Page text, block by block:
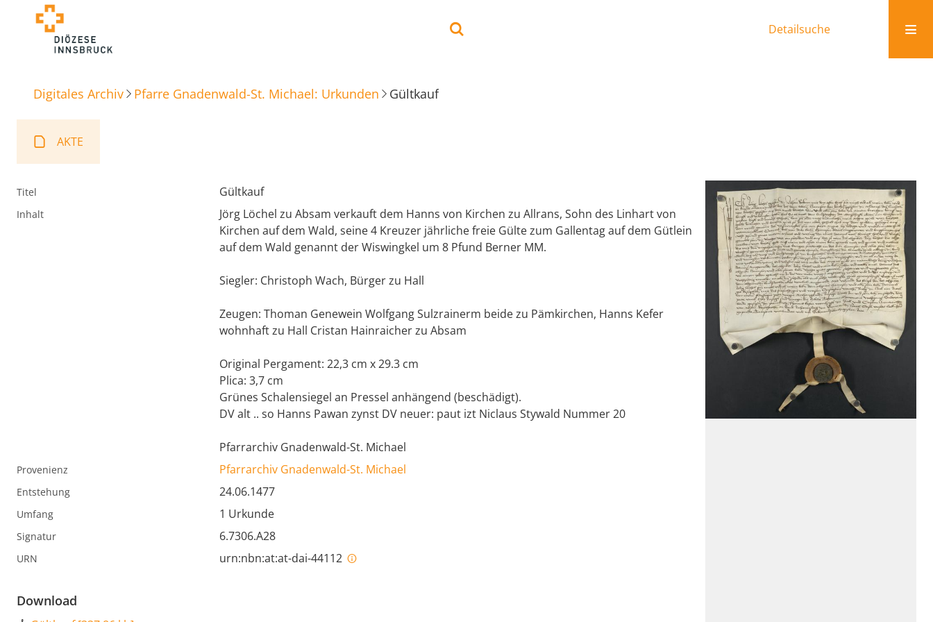
Detailsuche
Digitales Archiv Pfarre Gnadenwald-St. Michael: Urkunden Gültkauf
AKTE
Titel Gültkauf
Inhalt
Jörg Löchel zu Absam verkauft dem Hanns von Kirchen zu Allrans, Sohn des Linhart von
Kirchen auf dem Wald, seine 4 Kreuzer jährliche freie Gülte zum Gallentag auf dem Gütlein
auf dem Wald genannt der Wiswingkel um 8 Pfund Berner MM.
Siegler: Christoph Wach, Bürger zu Hall
Zeugen: Thoman Genewein Wolfgang Sulzrainerm beide zu Pämkirchen, Hanns Kefer
wohnhaft zu Hall Cristan Hainraicher zu Absam
Original Pergament: 22,3 cm x 29.3 cm
Plica: 3,7 cm
Grünes Schalensiegel an Pressel anhängend (beschädigt).
DV alt .. so Hanns Pawan zynst DV neuer: paut izt Niclaus Stywald Nummer 20
Pfarrarchiv Gnadenwald-St. Michael
Provenienz Pfarrarchiv Gnadenwald-St. Michael
Entstehung 24.06.1477
Umfang 1 Urkunde
Signatur 6.7306.A28
URN urn:nbn:at:at-dai-44112
Download